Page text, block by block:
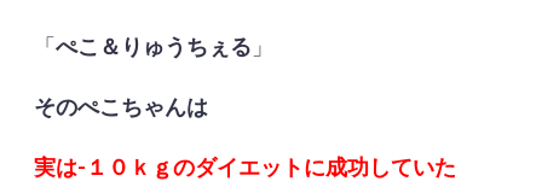
「ぺこ＆りゅうちぇる 」
そのぺこちゃんは
実は-１０ｋｇのダイエットに成功していた